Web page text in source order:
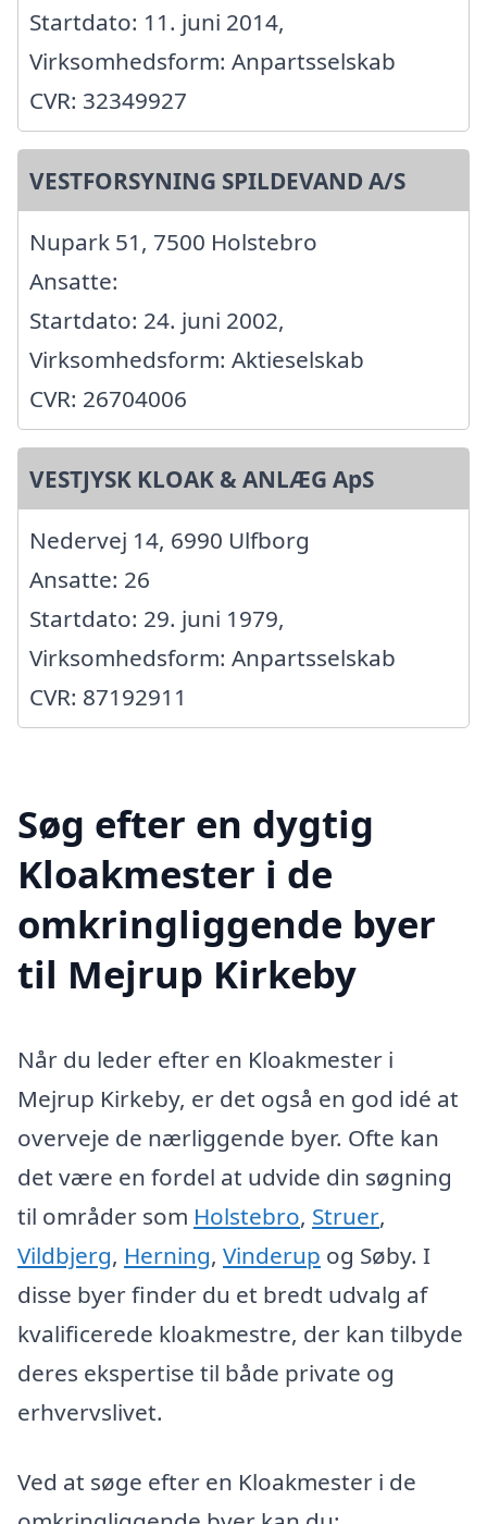
Startdato: 11. juni 2014,
Virksomhedsform: Anpartsselskab
CVR: 32349927
VESTFORSYNING SPILDEVAND A/S
Nupark 51, 7500 Holstebro
Ansatte:
Startdato: 24. juni 2002,
Virksomhedsform: Aktieselskab
CVR: 26704006
VESTJYSK KLOAK & ANLÆG ApS
Nedervej 14, 6990 Ulfborg
Ansatte: 26
Startdato: 29. juni 1979,
Virksomhedsform: Anpartsselskab
CVR: 87192911
Søg efter en dygtig
Kloakmester i de
omkringliggende byer
til Mejrup Kirkeby
Når du leder efter en Kloakmester i
Mejrup Kirkeby, er det også en god idé at
overveje de nærliggende byer. Ofte kan
det være en fordel at udvide din søgning
til områder som Holstebro, Struer,
Vildbjerg, Herning, Vinderup og Søby. I
disse byer finder du et bredt udvalg af
kvalificerede kloakmestre, der kan tilbyde
deres ekspertise til både private og
erhvervslivet.
Ved at søge efter en Kloakmester i de